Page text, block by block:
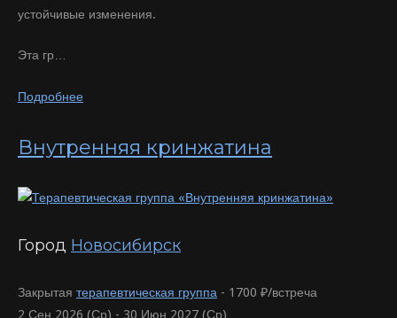
устойчивые изменения.
Эта гр…
Подробнее
Внутренняя кринжатина
Город Новосибирск
Закрытая терапевтическая группа - 1700 ₽/встреча
2 Сен 2026 (Ср) - 30 Июн 2027 (Ср)